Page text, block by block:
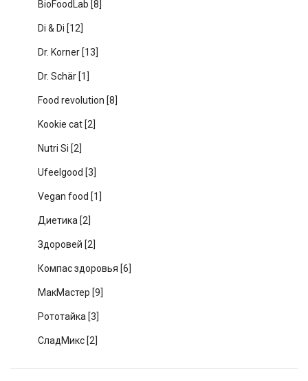
BioFoodLab [8]
Di & Di [12]
Dr. Korner [13]
Dr. Schär [1]
Food revolution [8]
Kookie cat [2]
Nutri Si [2]
Ufeelgood [3]
Vegan food [1]
Диетика [2]
Здоровей [2]
Компас здоровья [6]
МакМастер [9]
Рототайка [3]
СладМикс [2]